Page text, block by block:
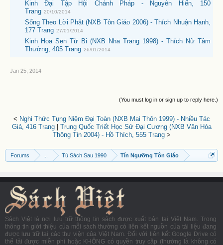
Kinh Đại Tập Hội Chánh Pháp - Nguyên Hiển, 150
Trang 20/10/2014
Sống Theo Lời Phật (NXB Tôn Giáo 2006) - Thích Nhuận Hạnh,
177 Trang 27/01/2014
Kinh Hoa Sen Từ Bi (NXB Nha Trang 1998) - Thích Nữ Tâm
Thường, 405 Trang 26/01/2014
Jan 25, 2014
(You must log in or sign up to reply here.)
< Nghi Thức Tụng Niệm Đại Toàn (NXB Mai Thôn 1999) - Nhiều Tác
Giả, 416 Trang| Trung Quốc Triết Học Sử Đại Cương (NXB Văn Hóa
Thông Tin 2004) - Hồ Thích, 555 Trang>
Forums Tủ Sách Sau 1990 Tín Ngưỡng Tôn Giáo
Sách Việt là nơi lưu trữ thông tin sách được xuất bản tại Việt Nam. Trong
thông tin giới thiệu của mỗi sách thường có liên kết nguồn của tài liệu đang
được lưu trữ tại các thư viện của Việt Nam. Đối với liên kết Google Drive có
thể tải được miễn phí hoặc KHÔNG có quyền truy cập (thường là không có